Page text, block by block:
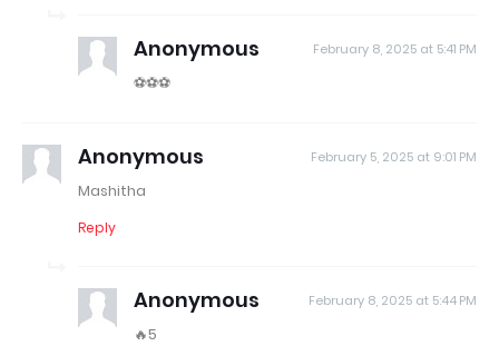
Anonymous February 8, 2025 at 5:41 PM
⚽⚽⚽
Anonymous February 5, 2025 at 9:01 PM
Mashitha
Reply
Anonymous February 8, 2025 at 5:44 PM
🔥5